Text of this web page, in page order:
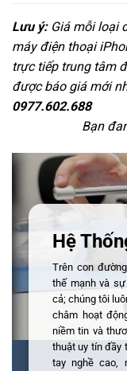
Lưu ý:Giá mỗi loại
máy điện thoại
trực tiếp trung tâm
được báo giá mới
0977.602.688
Bạn
Hệ
Trên con
thế mạnh và
cả; chúng tôi
châm hoạt
niềm tin và
thuật uy tín đầy
tay nghề cao,